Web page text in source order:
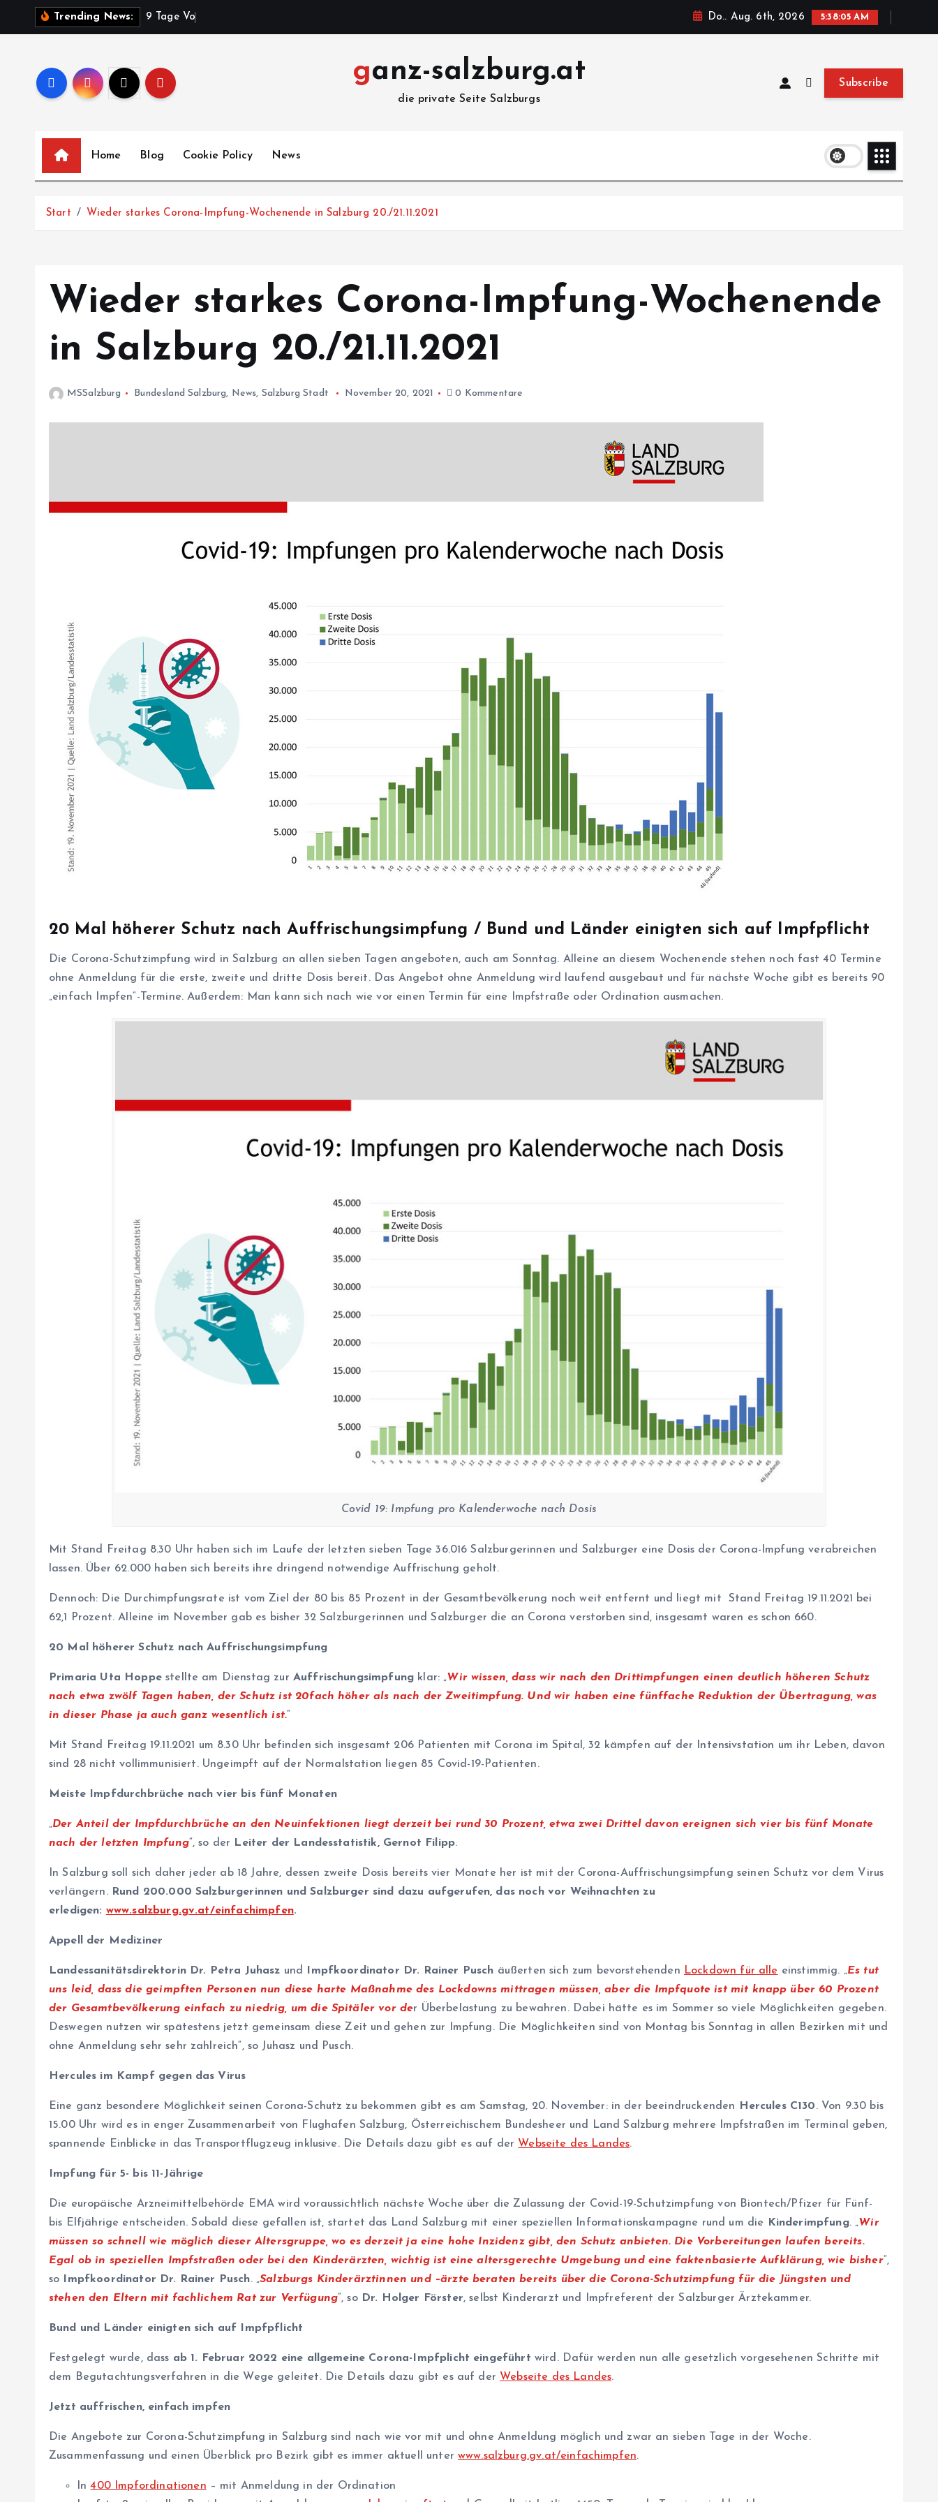
Trending News: 9 ag e Vo Do.. Aug. 6th, 2026 5:38:06 AM
ganz-salzburg.at
die private Seite Salzburgs
Subscribe
Home Blog Cookie Policy News
Start Wieder starkes Corona-Impfung-Wochenende in Salzburg 20./21.11.2021
Wieder starkes Corona-Impfung-Wochenende
in Salzburg 20./21.11.2021
MSSalzburg Bundesland Salzburg, News, Salzburg Stadt November 20, 2021 0 Kommentare
20 Mal höherer Schutz nach Auffrischungsimpfung / Bund und Länder einigten sich auf Impfpflicht
Die Corona-Schutzimpfung wird in Salzburg an allen sieben Tagen angeboten, auch am Sonntag. Alleine an diesem Wochenende stehen noch fast 40 Termine
ohne Anmeldung für die erste, zweite und dritte Dosis bereit. Das Angebot ohne Anmeldung wird laufend ausgebaut und für nächste Woche gibt es bereits 90
„einfach Impfen“-Termine. Außerdem: Man kann sich nach wie vor einen Termin für eine Impfstraße oder Ordination ausmachen.
Covid 19: Impfung pro Kalenderwoche nach Dosis
Mit Stand Freitag 8.30 Uhr haben sich im Laufe der letzten sieben Tage 36.016 Salzburgerinnen und Salzburger eine Dosis der Corona-Impfung verabreichen
lassen. Über 62.000 haben sich bereits ihre dringend notwendige Auffrischung geholt.
Dennoch: Die Durchimpfungsrate ist vom Ziel der 80 bis 85 Prozent in der Gesamtbevölkerung noch weit entfernt und liegt mit Stand Freitag 19.11.2021 bei
62,1 Prozent. Alleine im November gab es bisher 32 Salzburgerinnen und Salzburger die an Corona verstorben sind, insgesamt waren es schon 660.
20 Mal höherer Schutz nach Auffrischungsimpfung
Primaria Uta Hoppestellte am Dienstag zur Auffrischungsimpfung klar: „Wir wissen, dass wir nach den Drittimpfungen einen deutlich höheren Schutz
nach etwa zwölf Tagen haben, der Schutz ist 20fach höher als nach der Zweitimpfung. Und wir haben eine fünffache Reduktion der Übertragung, was
in dieser Phase ja auch ganz wesentlich ist.“
Mit Stand Freitag 19.11.2021 um 8.30 Uhr befinden sich insgesamt 206 Patienten mit Corona im Spital, 32 kämpfen auf der Intensivstation um ihr Leben, davon
sind 28 nicht vollimmunisiert. Ungeimpft auf der Normalstation liegen 85 Covid-19-Patienten.
Meiste Impfdurchbrüche nach vier bis fünf Monaten
„Der Anteil der Impfdurchbrüche an den Neuinfektionen liegt derzeit bei rund 30 Prozent, etwa zwei Drittel davon ereignen sich vier bis fünf Monate
nach der letzten Impfung“, so der Leiter der Landesstatistik, Gernot Filipp.
In Salzburg soll sich daher jeder ab 18 Jahre, dessen zweite Dosis bereits vier Monate her ist mit der Corona-Auffrischungsimpfung seinen Schutz vor dem Virus
verlängern. Rund 200.000 Salzburgerinnen und Salzburger sind dazu aufgerufen, das noch vor Weihnachten zu
erledigen: www.salzburg.gv.at/einfachimpfen.
Appell der Mediziner
Landessanitätsdirektorin Dr. Petra Juhasz und Impfkoordinator Dr. Rainer Pusch äußerten sich zum bevorstehenden Lockdown für alle einstimmig. „Es tut
uns leid, dass die geimpften Personen nun diese harte Maßnahme des Lockdowns mittragen müssen, aber die Impfquote ist mit knapp über 60 Prozent
der Gesamtbevölkerung einfach zu niedrig, um die Spitäler vor der Überbelastung zu bewahren. Dabei hätte es im Sommer so viele Möglichkeiten gegeben.
Deswegen nutzen wir spätestens jetzt gemeinsam diese Zeit und gehen zur Impfung. Die Möglichkeiten sind von Montag bis Sonntag in allen Bezirken mit und
ohne Anmeldung sehr sehr zahlreich“, so Juhasz und Pusch.
Hercules im Kampf gegen das Virus
Eine ganz besondere Möglichkeit seinen Corona-Schutz zu bekommen gibt es am Samstag, 20. November: in der beeindruckenden Hercules C130. Von 9.30 bis
15.00 Uhr wird es in enger Zusammenarbeit von Flughafen Salzburg, Österreichischem Bundesheer und Land Salzburg mehrere Impfstraßen im Terminal geben,
spannende Einblicke in das Transportflugzeug inklusive. Die Details dazu gibt es auf der Webseite des Landes.
Impfung für 5- bis 11-Jährige
Die europäische Arzneimittelbehörde EMA wird voraussichtlich nächste Woche über die Zulassung der Covid-19-Schutzimpfung von Biontech/Pfizer für Fünf-
bis Elfjährige entscheiden. Sobald diese gefallen ist, startet das Land Salzburg mit einer speziellen Informationskampagne rund um die Kinderimpfung. „Wir
müssen so schnell wie möglich dieser Altersgruppe, wo es derzeit ja eine hohe Inzidenz gibt, den Schutz anbieten. Die Vorbereitungen laufen bereits.
Egal ob in speziellen Impfstraßen oder bei den Kinderärzten, wichtig ist eine altersgerechte Umgebung und eine faktenbasierte Aufklärung, wie bisher“,
so Impfkoordinator Dr. Rainer Pusch. „Salzburgs Kinderärztinnen und –ärzte beraten bereits über die Corona-Schutzimpfung für die Jüngsten und
stehen den Eltern mit fachlichem Rat zur Verfügung“, so Dr. Holger Förster, selbst Kinderarzt und Impfreferent der Salzburger Ärztekammer.
Bund und Länder einigten sich auf Impfpflicht
Festgelegt wurde, dass ab 1. Februar 2022 eine allgemeine Corona-Impfplicht eingeführt wird. Dafür werden nun alle gesetzlich vorgesehenen Schritte mit
dem Begutachtungsverfahren in die Wege geleitet. Die Details dazu gibt es auf der Webseite des Landes.
Jetzt auffrischen, einfach impfen
Die Angebote zur Corona-Schutzimpfung in Salzburg sind nach wie vor mit und ohne Anmeldung möglich und zwar an sieben Tage in der Woche.
Zusammenfassung und einen Überblick pro Bezirk gibt es immer aktuell unter www.salzburg.gv.at/einfachimpfen.
In400 Impfordinationen – mit Anmeldung in der Ordination